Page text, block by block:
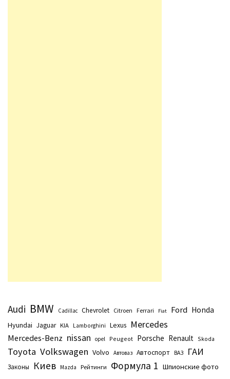
Audi BMW Cadillac Chevrolet Citroen Ferrari Fiat Ford Honda
Hyundai Jaguar KIA Lamborghini Lexus Mercedes
Mercedes-Benz nissan opel Peugeot Porsche Renault Skoda
Toyota Volkswagen Volvo Автоваз Автоспорт ВАЗ ГАИ
Законы Киев Маzda Рейтинги Формула 1 Шпионские фото